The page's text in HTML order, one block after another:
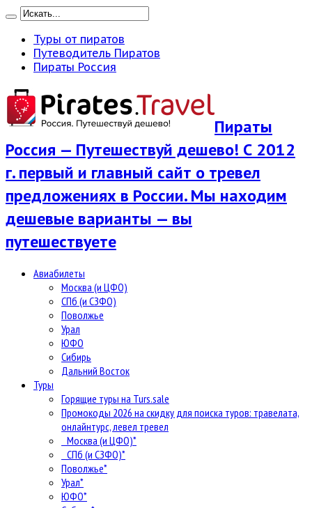
Туры от пиратов
Путеводитель Пиратов
Пираты Россия
Пираты
Россия — Путешествуй дешево! С 2012
г. первый и главный сайт о тревел
предложениях в России. Мы находим
дешевые варианты — вы
путешествуете
Авиабилеты
Москва (и ЦФО)
СПб (и СЗФО)
Поволжье
Урал
ЮФО
Сибирь
Дальний Восток
Туры
Горящие туры на Turs.sale
Промокоды 2026 на скидку для поиска туров: травелата,
онлайнтурс, левел тревел
Москва (и ЦФО)*
СПб (и СЗФО)*
Поволжье*
Урал*
ЮФО*